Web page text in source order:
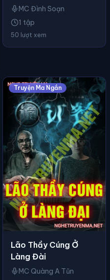
MC Đình Soạn
1 tập
50 lượt xem
Truyện Ma Ngắn
Lão Thầy Cúng Ở
Làng Đài
MC Quàng A Tũn